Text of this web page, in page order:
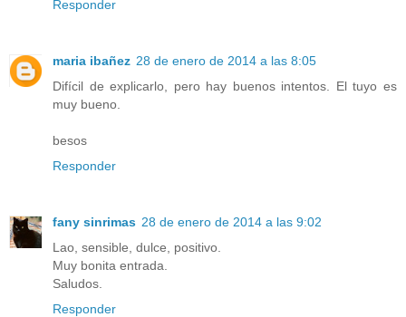
Responder
maria ibañez 28 de enero de 2014 a las 8:05
Difícil de explicarlo, pero hay buenos intentos. El tuyo es
muy bueno.
besos
Responder
fany sinrimas 28 de enero de 2014 a las 9:02
Lao, sensible, dulce, positivo.
Muy bonita entrada.
Saludos.
Responder